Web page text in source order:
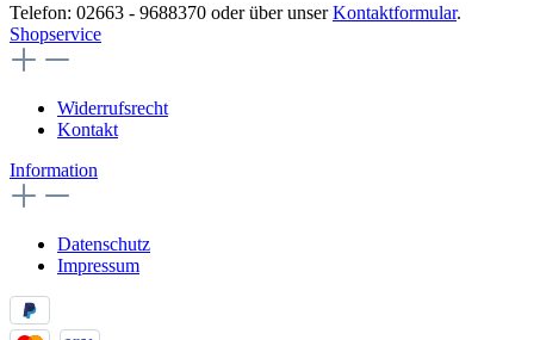
Telefon: 02663 - 9688370 oder über unserKontaktformular.
Shopservice
Widerrufsrecht
Kontakt
Information
Datenschutz
Impressum